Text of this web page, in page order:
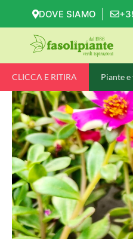
DOVE SIAMO
CLICCA E RITIRA Piante